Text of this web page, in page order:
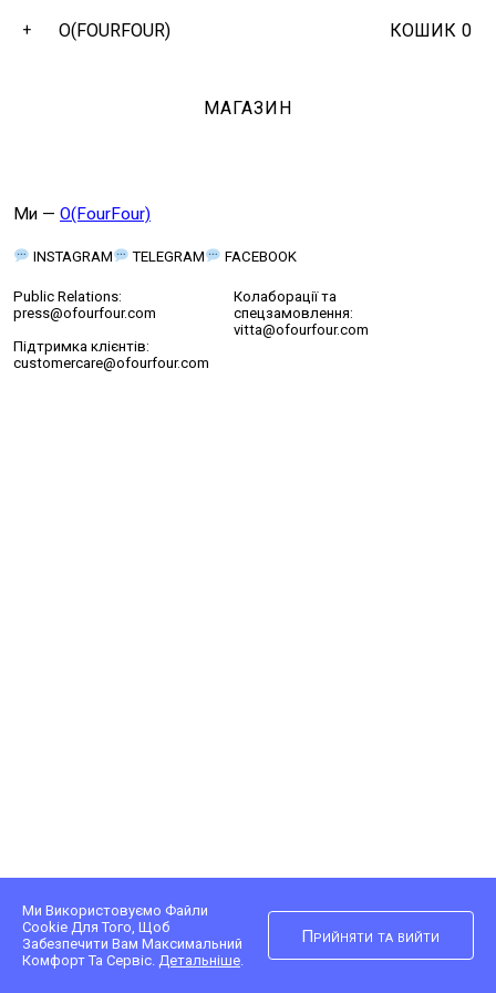
+ O(FOURFOUR) КОШИК 0
МАГАЗИН
Ми — O(FourFour)
INSTAGRAM TELEGRAM FACEBOOK
Public Relations:
press@ofourfour.com
Колаборації та
спецзамовлення:
vitta@ofourfour.com
Підтримка клієнтів:
customercare@ofourfour.com
Ми Використовуємо Файли
Cookie Для Того, Щоб
Забезпечити Вам Максимальний
Комфорт Та Сервіс. Детальніше.
Прийняти та вийти